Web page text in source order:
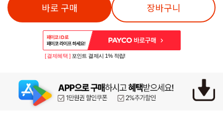
바로 구매 장바구니
[ 결제혜택 ] 포인트 결제시 1% 적립!